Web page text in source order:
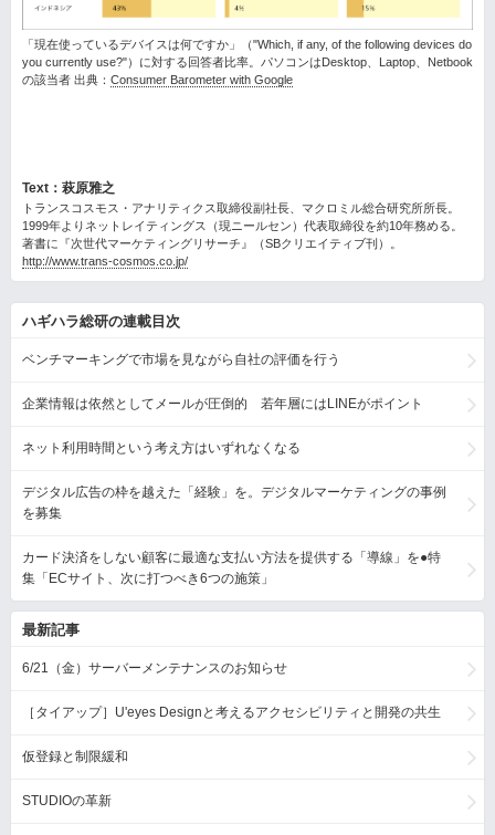
「現在使っているデバイスは何ですか」（"Which, if any, of the following devices do
you currently use?"）に対する回答者比率。パソコンはDesktop、Laptop、Netbook
の該当者 出典： Consumer Barometer with Google
Text：萩原雅之
トランスコスモス・アナリティクス取締役副社長、マクロミル総合研究所所長。
1999年よりネットレイティングス（現ニールセン）代表取締役を約10年務める。
著書に『次世代マーケティングリサーチ』（SBクリエイティブ刊）。
http://www.trans-cosmos.co.jp/
ハギハラ総研の連載目次
ベンチマーキングで市場を見ながら自社の評価を行う
企業情報は依然としてメールが圧倒的 若年層にはLINEがポイント
ネット利用時間という考え方はいずれなくなる
デジタル広告の枠を越えた「経験」を。デジタルマーケティングの事例
を募集
カード決済をしない顧客に最適な支払い方法を提供する「導線」を●特
集「ECサイト、次に打つべき6つの施策」
最新記事
6/21（金）サーバーメンテナンスのお知らせ
［タイアップ］U'eyes Designと考えるアクセシビリティと開発の共生
仮登録と制限緩和
STUDIOの革新